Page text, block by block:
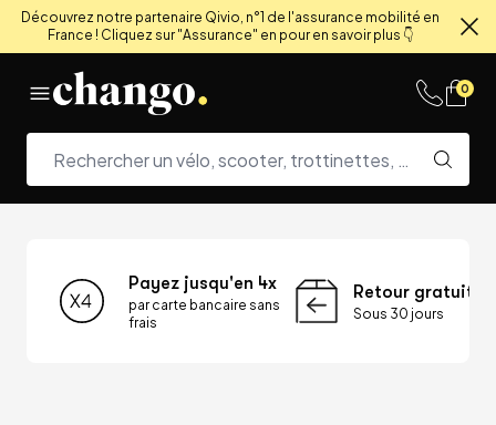
Découvrez notre partenaire Qivio, n°1 de l'assurance mobilité en
France ! Cliquez sur "Assurance" en pour en savoir plus 👇
0
Payez jusqu'en 4x
par carte bancaire sans
frais
Retour gratuit
Sous 30 jours